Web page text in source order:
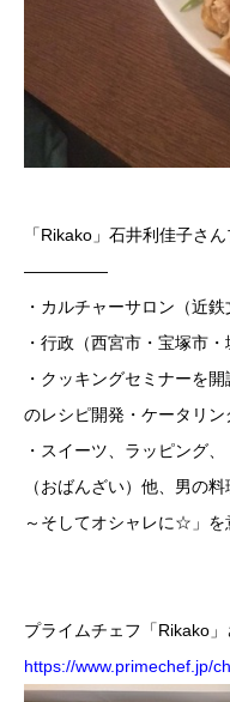
「Rikako」石井利佳子さ
—————
・カルチャーサロン（近
・行政（西宮市・宝塚市
・クッキングセミナーを
のレシピ開発・ケータリン
・スイーツ、ラッピング
（おばんざい）他、男の
～そしてオシャレに☆」を
プライムチェフ「Rikako
https://www.primechef.jp/